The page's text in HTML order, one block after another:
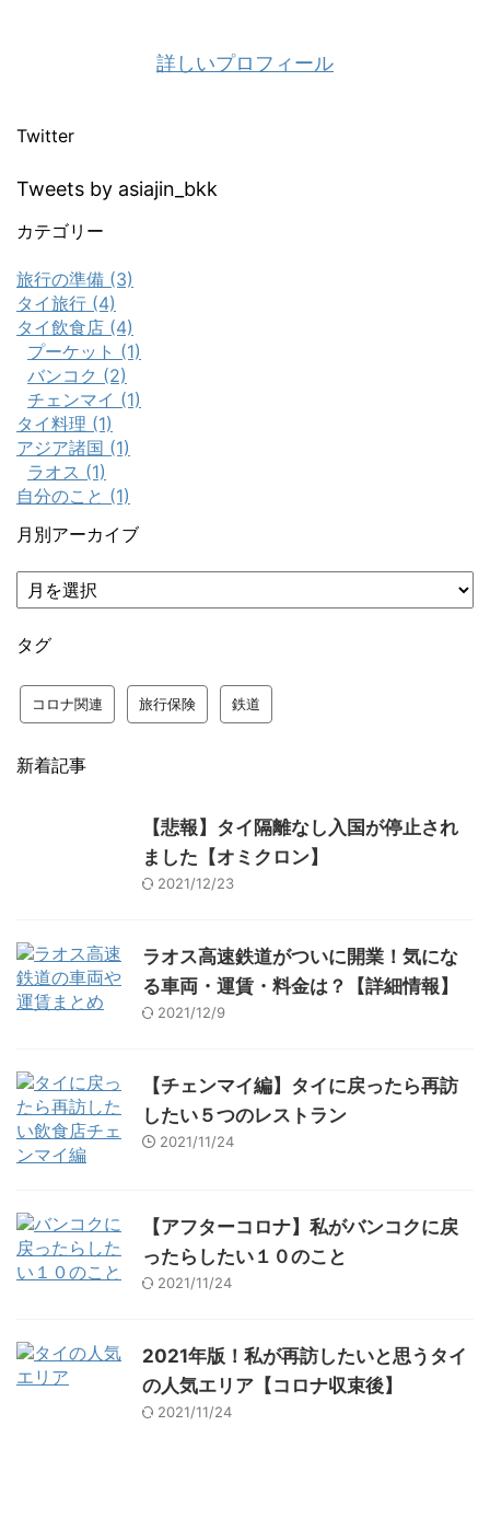
詳しいプロフィール
Twitter
Tweets by asiajin_bkk
カテゴリー
旅行の準備 (3)
タイ旅行 (4)
タイ飲食店 (4)
プーケット (1)
バンコク (2)
チェンマイ (1)
タイ料理 (1)
アジア諸国 (1)
ラオス (1)
自分のこと (1)
月別アーカイブ
タグ
コロナ関連 旅行保険 鉄道
新着記事
【悲報】タイ隔離なし入国が停止され
ました【オミクロン】
2021/12/23
ラオス高速鉄道がついに開業！気にな
る車両・運賃・料金は？【詳細情報】
2021/12/9
【チェンマイ編】タイに戻ったら再訪
したい５つのレストラン
2021/11/24
【アフターコロナ】私がバンコクに戻
ったらしたい１０のこと
2021/11/24
2021年版！私が再訪したいと思うタイ
の人気エリア【コロナ収束後】
2021/11/24